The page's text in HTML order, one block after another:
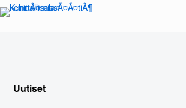
Siirry
sisältöön
Uutiset